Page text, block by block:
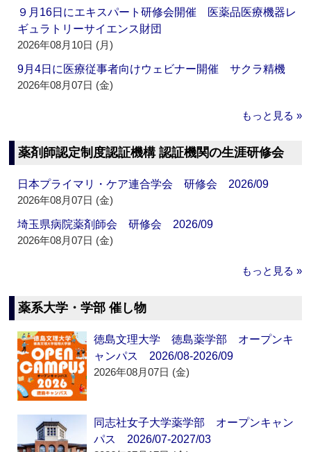
９月16日にエキスパート研修会開催 医薬品医療機器レ
ギュラトリーサイエンス財団
2026年08月10日 (月)
9月4日に医療従事者向けウェビナー開催 サクラ精機
2026年08月07日 (金)
もっと見る »
薬剤師認定制度認証機構 認証機関の生涯研修会
日本プライマリ・ケア連合学会 研修会 2026/09
2026年08月07日 (金)
埼玉県病院薬剤師会 研修会 2026/09
2026年08月07日 (金)
もっと見る »
薬系大学・学部 催し物
徳島文理大学 徳島薬学部 オープンキ
ャンパス 2026/08-2026/09
2026年08月07日 (金)
同志社女子大学薬学部 オープンキャン
パス 2026/07-2027/03